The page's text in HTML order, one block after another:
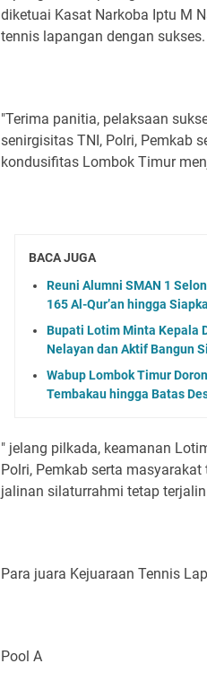
diketuai Kasat Narkoba Iptu M
tennis lapangan dengan sukses.
"Terima panitia, pelaksaan
senirgisitas TNI, Polri, Pemkab
kondusifitas Lombok Timur
BACA JUGA
Reuni Alumni SMAN 1
165 Al-Qur’an hingga
Bupati Lotim Minta Kepala
Nelayan dan Aktif Bangun
Wabup Lombok Timur
Tembakau hingga Batas
" jelang pilkada, keamanan
Polri, Pemkab serta
jalinan silaturrahmi tetap
Para juara Kejuaraan Tennis
Pool A